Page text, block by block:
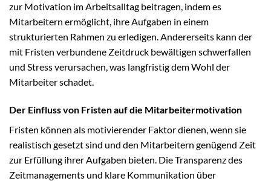
zur Motivation im Arbeitsalltag beitragen, indem es
Mitarbeitern ermöglicht, ihre Aufgaben in einem
strukturierten Rahmen zu erledigen. Andererseits kann der
mit Fristen verbundene Zeitdruck bewältigen schwerfallen
und Stress verursachen, was langfristig dem Wohl der
Mitarbeiter schadet.
Der Einfluss von Fristen auf die Mitarbeitermotivation
Fristen können als motivierender Faktor dienen, wenn sie
realistisch gesetzt sind und den Mitarbeitern genügend Zeit
zur Erfüllung ihrer Aufgaben bieten. Die Transparenz des
Zeitmanagements und klare Kommunikation über